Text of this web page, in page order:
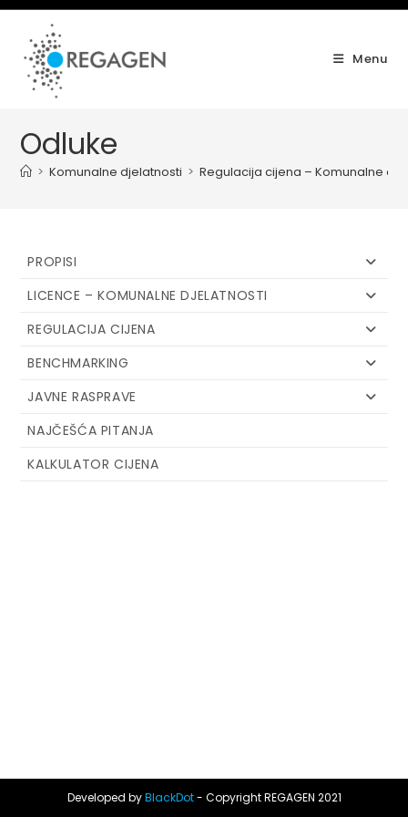
Skip
content
Menu
Odluke
> Komunalne djelatnosti > Regulacija cijena – Komunalne
PROPISI
LICENCE – KOMUNALNE DJELATNOSTI
REGULACIJA CIJENA
BENCHMARKING
JAVNE RASPRAVE
NAJČEŠĆA PITANJA
KALKULATOR CIJENA
Developed byBlackDot- Copyright REGAGEN 2021